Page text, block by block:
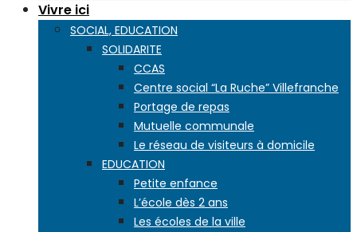
Vivre ici
SOCIAL, EDUCATION
SOLIDARITE
CCAS
Centre social “La Ruche” Villefranche
Portage de repas
Mutuelle communale
Le réseau de visiteurs à domicile
EDUCATION
Petite enfance
L’école dès 2 ans
Les écoles de la ville